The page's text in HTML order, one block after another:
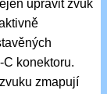
upravit zvuk
konektoru.
zmapují